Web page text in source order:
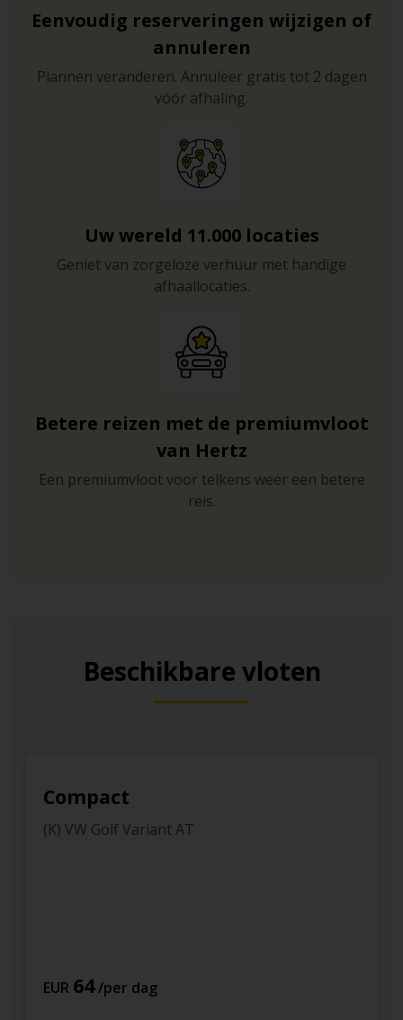
Eenvoudig reserveringen wijzigen of
annuleren
Plannen veranderen. Annuleer gratis tot 2 dagen
vóór afhaling.
Uw wereld 11.000 locaties
Geniet van zorgeloze verhuur met handige
afhaallocaties.
Betere reizen met de premiumvloot
van Hertz
Een premiumvloot voor telkens weer een betere
reis.
Beschikbare vloten
Compact
(K) VW Golf Variant AT
EUR 64/per dag